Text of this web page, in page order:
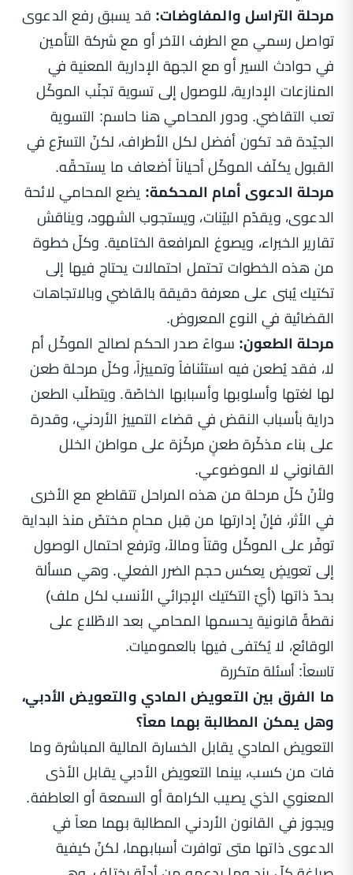
مرحلة التراسل والمفاوضات: قد يسبق رفع الدعوى
تواصل رسمي مع الطرف الآخر أو مع شركة التأمين
في حوادث السير أو مع الجهة الإدارية المعنية في
المنازعات الإدارية، للوصول إلى تسوية تجنّب الموكّل
تعب التقاضي. ودور المحامي هنا حاسم: التسوية
الجيّدة قد تكون أفضل لكل الأطراف، لكنّ التسرّع في
القبول يكلّف الموكّل أحياناً أضعاف ما يستحقّه.
مرحلة الدعوى أمام المحكمة: يضع المحامي لائحة
الدعوى، ويقدّم البيّنات، ويستجوب الشهود، ويناقش
تقارير الخبراء، ويصوغ المرافعة الختامية. وكلّ خطوة
من هذه الخطوات تحتمل احتمالات يحتاج فيها إلى
تكتيك يُبنى على معرفة دقيقة بالقاضي وبالاتجاهات
القضائية في النوع المعروض.
مرحلة الطعون: سواءً صدر الحكم لصالح الموكّل أم
لا، فقد يُطعن فيه استئنافاً وتمييزاً، وكلّ مرحلة طعن
لها لغتها وأسلوبها وأسبابها الخاصّة. ويتطلّب الطعن
دراية بأسباب النقض في قضاء التمييز الأردني، وقدرة
على بناء مذكّرة طعنٍ مركّزة على مواطن الخلل
القانوني لا الموضوعي.
ولأنّ كلّ مرحلة من هذه المراحل تتقاطع مع الأخرى
في الأثر، فإنّ إدارتها من قِبل محامٍ مختصّ منذ البداية
توفّر على الموكّل وقتاً ومالاً، وترفع احتمال الوصول
إلى تعويضٍ يعكس حجم الضرر الفعلي. وهي مسألة
بحدّ ذاتها (أيّ التكتيك الإجرائي الأنسب لكل ملف)
نقطةٌ قانونية يحسمها المحامي بعد الاطّلاع على
الوقائع، لا يُكتفى فيها بالعموميات.
تاسعاً: أسئلة متكررة
ما الفرق بين التعويض المادي والتعويض الأدبي،
وهل يمكن المطالبة بهما معاً؟
التعويض المادي يقابل الخسارة المالية المباشرة وما
فات من كسب، بينما التعويض الأدبي يقابل الأذى
المعنوي الذي يصيب الكرامة أو السمعة أو العاطفة.
ويجوز في القانون الأردني المطالبة بهما معاً في
الدعوى ذاتها متى توافرت أسبابهما، لكنّ كيفية